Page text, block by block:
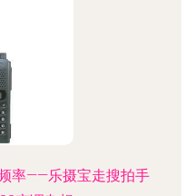
率——乐摄宝走搜拍手